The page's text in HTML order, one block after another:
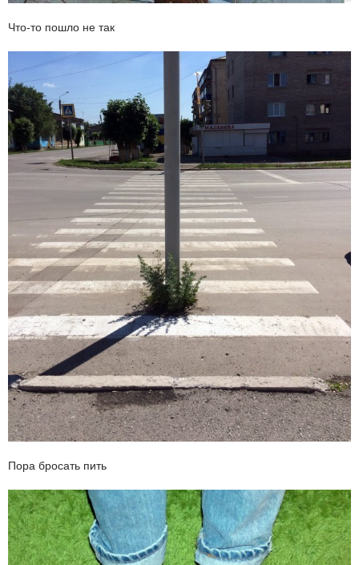
Что-то пошло не так
Пора бросать пить